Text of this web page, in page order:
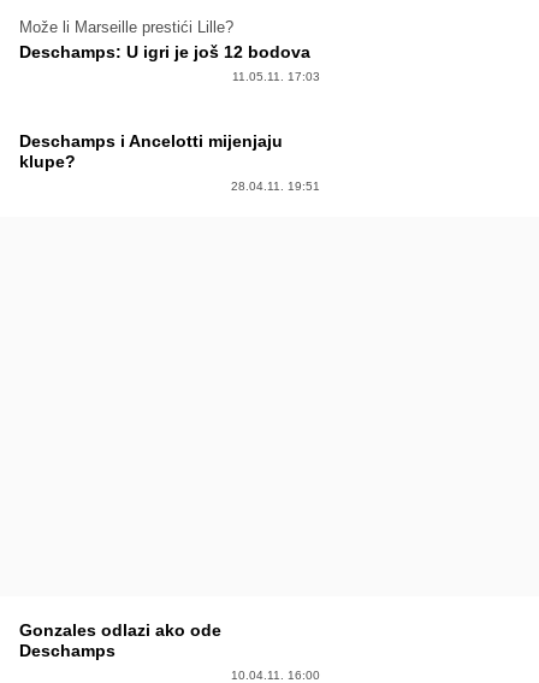
Može li Marseille prestići Lille?
Deschamps: U igri je još 12 bodova
11.05.11. 17:03
Deschamps i Ancelotti mijenjaju
klupe?
28.04.11. 19:51
Gonzales odlazi ako ode
Deschamps
10.04.11. 16:00